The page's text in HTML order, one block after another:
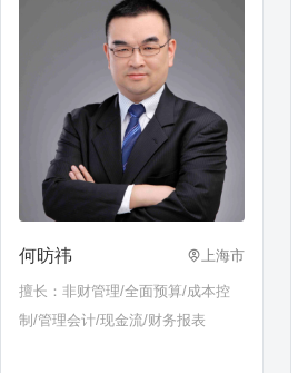
何昉祎 上海市
擅长：非财管理/全面预算/成本控
制/管理会计/现金流/财务报表